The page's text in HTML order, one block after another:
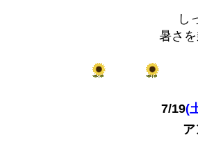
し
暑さ
7/19(